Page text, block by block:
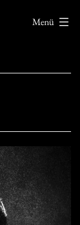
Menü